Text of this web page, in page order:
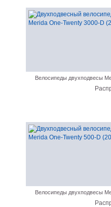
Велосипеды двухподвесы
Велосипеды двухподвесы